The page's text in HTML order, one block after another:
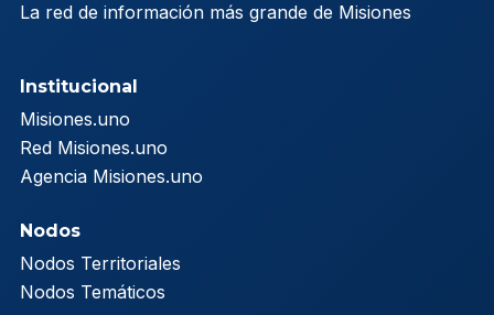
La red de información más grande de Misiones
Institucional
Misiones.uno
Red Misiones.uno
Agencia Misiones.uno
Nodos
Nodos Territoriales
Nodos Temáticos